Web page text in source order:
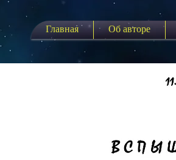
Главная Об авторе